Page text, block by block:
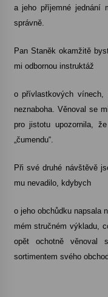
Za
13.
3. 7.
a jeho příjemné jednání
správně.
Pan Staněk okamžitě
mi odbornou instruktáž
o přívlastkových
neznaboha. Věnoval se
pro jistotu upozornila,
„čumendu“.
Při své druhé návštěvě
mu nevadilo, kdybych
o jeho obchůdku napsala
mém stručném výkladu,
opět ochotně
sortimentem svého